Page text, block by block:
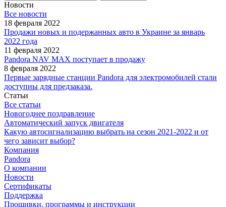
Новости
Все новости
18 февраля 2022
Продажи новых и подержанных авто в Украине за январь
2022 года
11 февраля 2022
Pandora NAV MAX поступает в продажу
8 февраля 2022
Первые зарядные станции Pandora для электромобилей стали
доступны для предзаказа.
Статьи
Все статьи
Новогоднее поздравление
Автоматический запуск двигателя
Какую автосигнализацию выбрать на сезон 2021-2022 и от
чего зависит выбор?
Компания
Pandora
О компании
Новости
Сертификаты
Поддержка
Прошивки, программы и инструкции